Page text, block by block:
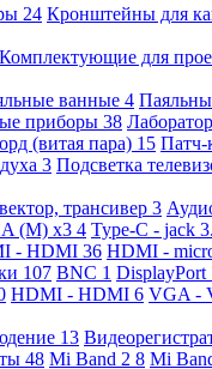
24 Кронштейны для
Комплектующие для
ванные 4
приборы 38
(витая пара) 15 Патч-
3 Подсветка
трансивер 3
(M) x3 4 Type-C - jack
- HDMI 36 HDMI -
107 BNC 1 DisplayPort
HDMI - HDMI 6 VGA -
13
48 Mi Band 2 8 Mi